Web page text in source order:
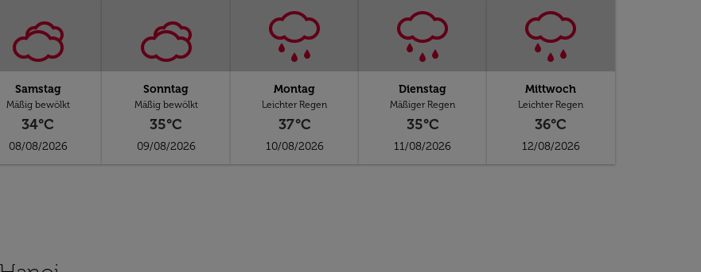
Samstag
Mäßig bewölkt
34°C
08/08/2026
Sonntag
Mäßig bewölkt
35°C
09/08/2026
Montag
Leichter Regen
37°C
10/08/2026
Dienstag
Mäßiger Regen
35°C
11/08/2026
Mittwoch
Leichter Regen
36°C
12/08/2026